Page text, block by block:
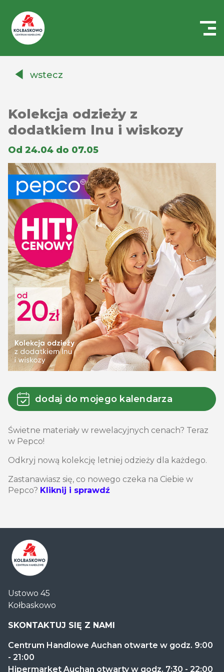
Auchanwstecz
Kolekcja odzieży z
dodatkiem lnu i wiskozy
Od 24.04 do 07.05
dodaj do mojego kalendarza
Świetne materiały w rewelacyjnych cenach? Teraz
w Pepco!
Odkryj nową kolekcję letniej odzieży dla każdego.
Zastanawiasz się, co nowego czeka na Ciebie w
Pepco? Kliknij i sprawdź
Handlowe
Auchan
Kołbaskowo
Ustowo 45
Kołbaskowo
SKONTAKTUJ SIĘ Z NAMI
Centrum Handlowe Auchan otwarte w godz. 9:00
- 21:00
Hipermarket Auchan otwarty w godz. 7:30 - 22:00